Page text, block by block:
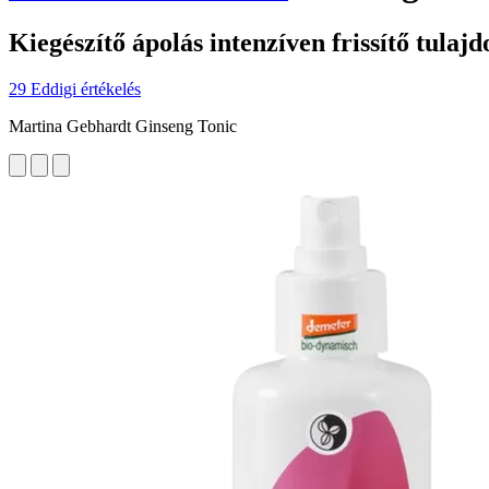
Kiegészítő ápolás intenzíven frissítő
29 Eddigi értékelés
Martina Gebhardt Ginseng Tonic